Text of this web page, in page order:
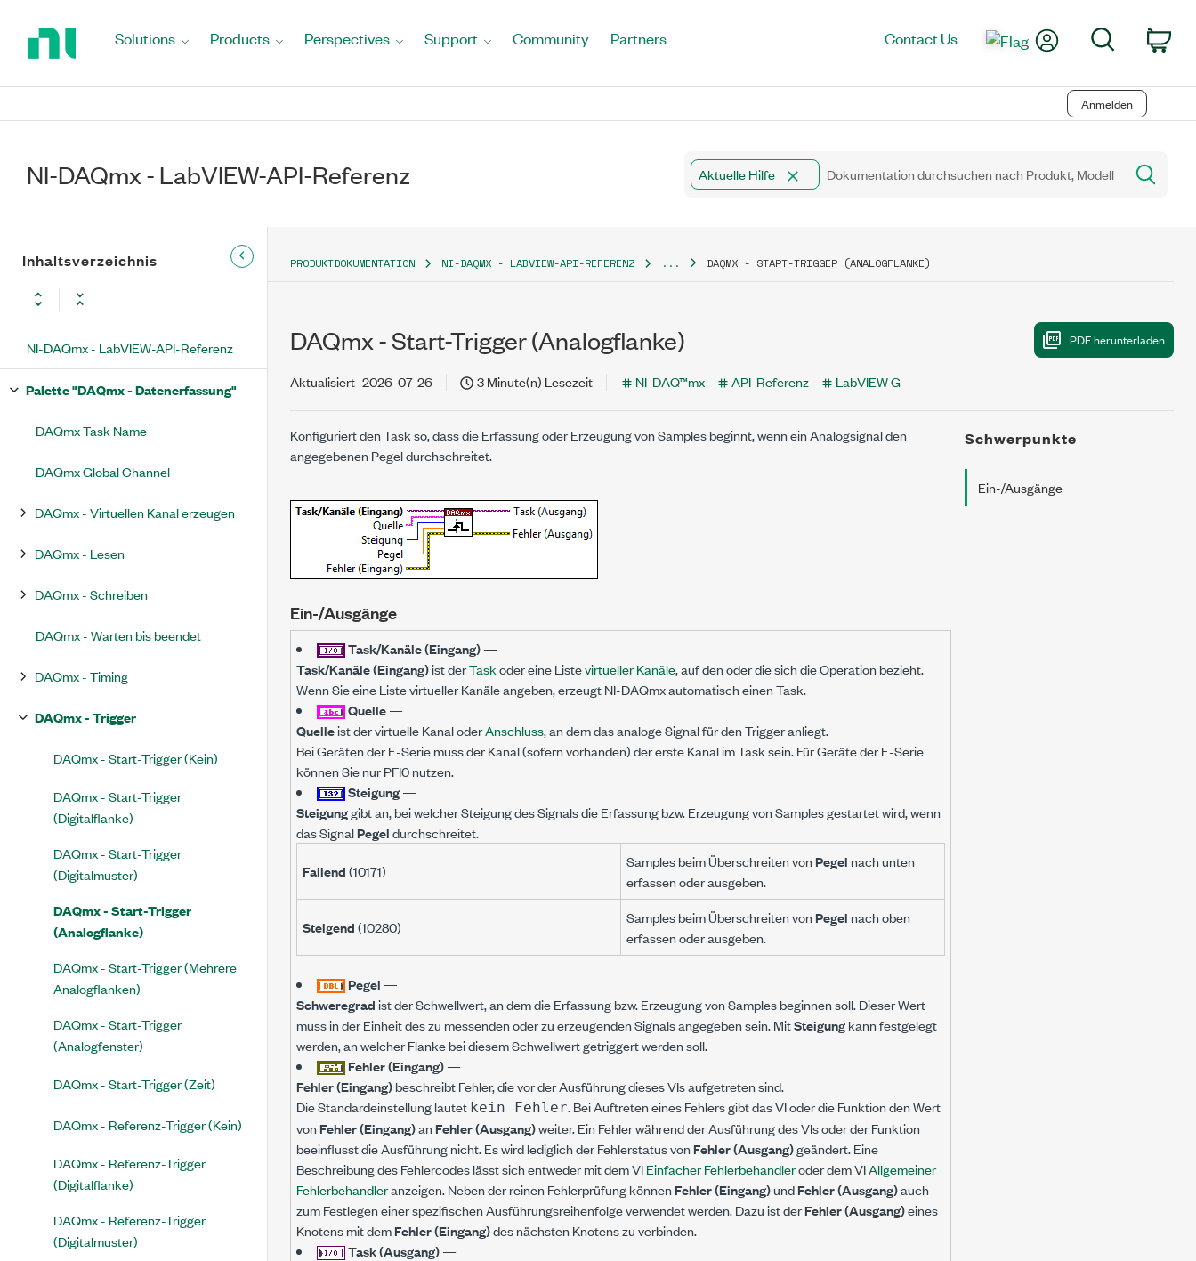
Solutions Products Perspectives Support Community Partners Contact Us My AccountSearch
Anmelden
NI-DAQmx - LabVIEW-API-Referenz Aktuelle Hilfe
Inhaltsverzeichnis
NI-DAQmx - LabVIEW-API-Referenz
Palette "DAQmx - Datenerfassung"
DAQmx Task Name
DAQmx Global Channel
DAQmx - Virtuellen Kanal erzeugen
DAQmx - Lesen
DAQmx - Schreiben
DAQmx - Warten bis beendet
DAQmx - Timing
DAQmx - Trigger
DAQmx - Start-Trigger (Kein)
DAQmx - Start-Trigger
(Digitalflanke)
DAQmx - Start-Trigger
(Digitalmuster)
DAQmx - Start-Trigger
(Analogflanke)
DAQmx - Start-Trigger (Mehrere
Analogflanken)
DAQmx - Start-Trigger
(Analogfenster)
DAQmx - Start-Trigger (Zeit)
DAQmx - Referenz-Trigger (Kein)
DAQmx - Referenz-Trigger
(Digitalflanke)
DAQmx - Referenz-Trigger
(Digitalmuster)
PRODUKTDOKUMENTATION NI-DAQMX - LABVIEW-API-REFERENZ ... DAQMX - START-TRIGGER (ANALOGFLANKE)
DAQmx - Start-Trigger (Analogflanke)
Aktualisiert 2026-07-26 3 Minute(n) Lesezeit NI-DAQ™mx API-Referenz LabVIEW G
Konfiguriert den Task so, dass die Erfassung oder Erzeugung von Samples beginnt, wenn ein Analogsignal den
angegebenen Pegel durchschreitet.
Ein-/Ausgänge
Task/Kanäle (Eingang)—
Task/Kanäle (Eingang)ist derTaskoder eine Listevirtueller Kanäle, auf den oder die sich die Operation bezieht.
Wenn Sie eine Liste virtueller Kanäle angeben, erzeugt NI-DAQmx automatisch einen Task.
Quelle—
Quelleist der virtuelle Kanal oderAnschluss, an dem das analoge Signal für den Trigger anliegt.
Bei Geräten der E-Serie muss der Kanal (sofern vorhanden) der erste Kanal im Task sein. Für Geräte der E-Serie
können Sie nur PFI0 nutzen.
Steigung—
Steigunggibt an, bei welcher Steigung des Signals die Erfassung bzw. Erzeugung von Samples gestartet wird, wenn
das SignalPegeldurchschreitet.
Fallend(10171)
Samples beim Überschreiten vonPegel nach unten
erfassen oder ausgeben.
Steigend(10280)
Samples beim Überschreiten vonPegel nach oben
erfassen oder ausgeben.
Pegel —
Schweregradist der Schwellwert, an dem die Erfassung bzw. Erzeugung von Samples beginnen soll. Dieser Wert
muss in der Einheit des zu messenden oder zu erzeugenden Signals angegeben sein. MitSteigungkann festgelegt
werden, an welcher Flanke bei diesem Schwellwert getriggert werden soll.
Fehler (Eingang)—
Fehler (Eingang)beschreibt Fehler, die vor der Ausführung dieses VIs aufgetreten sind.
Die Standardeinstellung lautet kein Fehler. Bei Auftreten eines Fehlers gibt das VI oder die Funktion den Wert
vonFehler (Eingang)anFehler (Ausgang)weiter. Ein Fehler während der Ausführung des VIs oder der Funktion
beeinflusst die Ausführung nicht. Es wird lediglich der Fehlerstatus vonFehler (Ausgang)geändert. Eine
Beschreibung des Fehlercodes lässt sich entweder mit dem VIEinfacher Fehlerbehandleroder dem VIAllgemeiner
Fehlerbehandleranzeigen. Neben der reinen Fehlerprüfung könnenFehler (Eingang)undFehler (Ausgang)auch
zum Festlegen einer spezifischen Ausführungsreihenfolge verwendet werden. Dazu ist derFehler (Ausgang)eines
Knotens mit demFehler (Eingang)des nächsten Knotens zu verbinden.
Task (Ausgang)—
Schwerpunkte
Ein-/Ausgänge